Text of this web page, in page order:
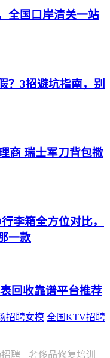
全国口岸清关一站
？3招避坑指南，别
商 瑞士军刀背包撒
李箱全方位对比，
一款
回收靠谱平台推荐
招聘女模 全国KTV招聘
招聘 奢侈品修复培训